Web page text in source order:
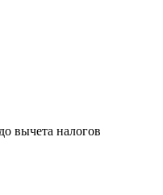
до вычета налогов